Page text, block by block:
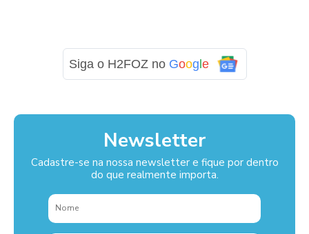
Siga o H2FOZ no Goog e
Newsletter
Cadastre-se na nossa newsletter e fique por dentro
do que realmente importa.